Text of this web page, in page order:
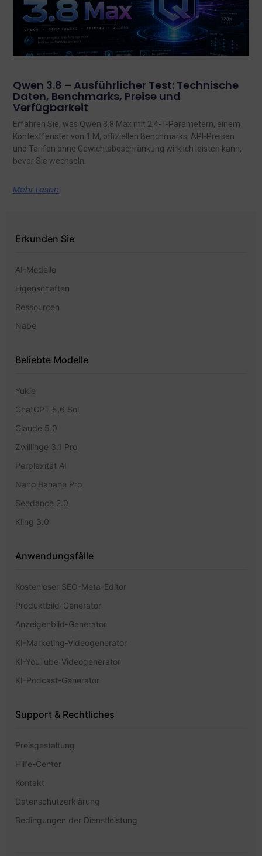
Qwen 3.8 – Ausführlicher Test: Technische
Daten, Benchmarks, Preise und
Verfügbarkeit
Erfahren Sie, was Qwen 3.8 Max mit 2,4-T-Parametern, einem
Kontextfenster von 1 M, offiziellen Benchmarks, API-Preisen
und Tarifen ohne Gewichtsbeschränkung wirklich leisten kann,
bevor Sie wechseln.
Mehr Lesen
Erkunden Sie
AI-Modelle
Eigenschaften
Ressourcen
Nabe
Beliebte Modelle
Yukie
ChatGPT 5,6 Sol
Claude 5.0
Zwillinge 3.1 Pro
Perplexität AI
Nano Banane Pro
Seedance 2.0
Kling 3.0
Anwendungsfälle
Kostenloser SEO-Meta-Editor
Produktbild-Generator
Anzeigenbild-Generator
KI-Marketing-Videogenerator
KI-YouTube-Videogenerator
KI-Podcast-Generator
Support & Rechtliches
Preisgestaltung
Hilfe-Center
Kontakt
Datenschutzerklärung
Bedingungen der Dienstleistung